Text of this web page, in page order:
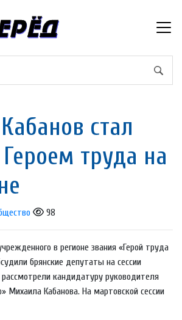
стал
труда на
98
в регионе звания «Герой труда
брянские депутаты на сессии
кандидатуру руководителя
Михаила Кабанова. На мартовской сессии